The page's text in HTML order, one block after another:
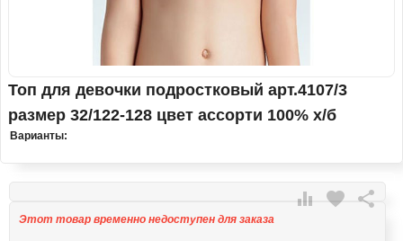
Топ для девочки подростковый арт.4107/3
размер 32/122-128 цвет ассорти 100% х/б
Варианты:
 favorite 
Этот товар временно недоступен для заказа